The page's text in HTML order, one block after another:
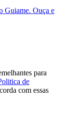
Guiame. Ouça e
para
de
com essas